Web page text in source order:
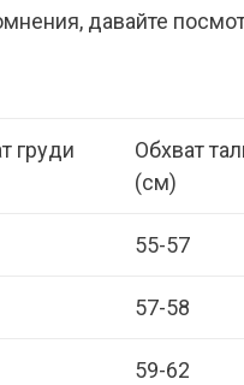
давайте
груди
Обхват
(см)
55-57
57-58
59-62